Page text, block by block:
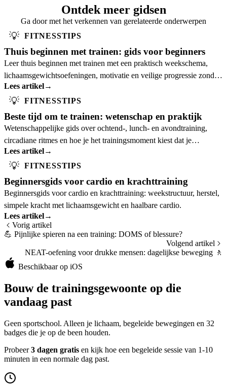
Ontdek meer gidsen
Ga door met het verkennen van gerelateerde onderwerpen
💡 FITNESSTIPS
Thuis beginnen met trainen: gids voor beginners
Leer thuis beginnen met trainen met een praktisch weekschema,
lichaamsgewichtsoefeningen, motivatie en veilige progressie zonder
apparatuur.
Lees artikel→
💡 FITNESSTIPS
Beste tijd om te trainen: wetenschap en praktijk
Wetenschappelijke gids over ochtend-, lunch- en avondtraining,
circadiane ritmes en hoe je het trainingsmoment kiest dat je
volhoudt.
Lees artikel→
💡 FITNESSTIPS
Beginnersgids voor cardio en krachttraining
Beginnersgids voor cardio en krachttraining: weekstructuur, herstel,
simpele kracht met lichaamsgewicht en haalbare cardio.
Lees artikel→
Vorig artikel
💪 Pijnlijke spieren na een training: DOMS of blessure?
Volgend artikel
NEAT-oefening voor drukke mensen: dagelijkse beweging 🚶
Beschikbaar op iOS
Bouw de trainingsgewoonte op die
vandaag past
Geen sportschool. Alleen je lichaam, begeleide bewegingen en 32
badges die je op de been houden.
Probeer3 dagen gratis en kijk hoe een begeleide sessie van 1-10
minuten in een normale dag past.